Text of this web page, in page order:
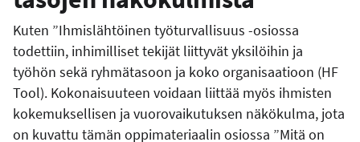
Kuten ”Ihmislähtöinen työturvallisuus -osiossa
todettiin, inhimilliset tekijät liittyvät yksilöihin ja
työhön sekä ryhmätasoon ja koko organisaatioon (HF
Tool). Kokonaisuuteen voidaan liittää myös ihmisten
kokemuksellisen ja vuorovaikutuksen näkökulma, jota
on kuvattu tämän oppimateriaalin osiossa ”Mitä on